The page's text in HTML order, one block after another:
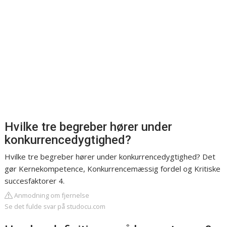
Hvilke tre begreber hører under
konkurrencedygtighed?
Hvilke tre begreber hører under konkurrencedygtighed? Det
gør Kernekompetence, Konkurrencemæssig fordel og Kritiske
succesfaktorer 4.
Anmodning om fjernelse
Se det fulde svar på studocu.com